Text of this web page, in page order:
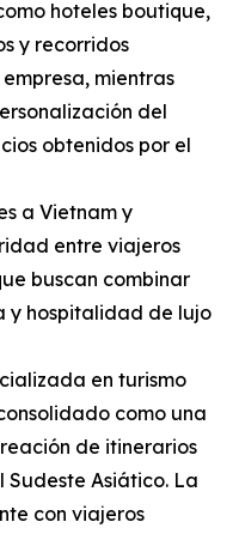
hoteles boutique,
y recorridos
mientras
del
obtenidos por el
a Vietnam y
entre viajeros
buscan combinar
y hospitalidad de lujo
en turismo
como una
de itinerarios
Sudeste Asiático. La
con viajeros